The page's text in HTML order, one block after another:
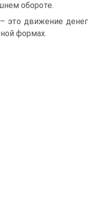
обороте.
это движение денег
формах.